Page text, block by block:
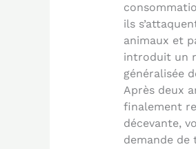
ils
animaux et
introduit un
généralisée
Après deux
finalement
décevante,
demande de